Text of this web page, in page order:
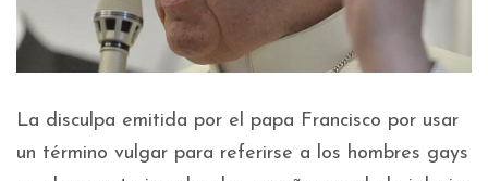
La disculpa emitida por el papa Francisco por usar
un término vulgar para referirse a los hombres gays